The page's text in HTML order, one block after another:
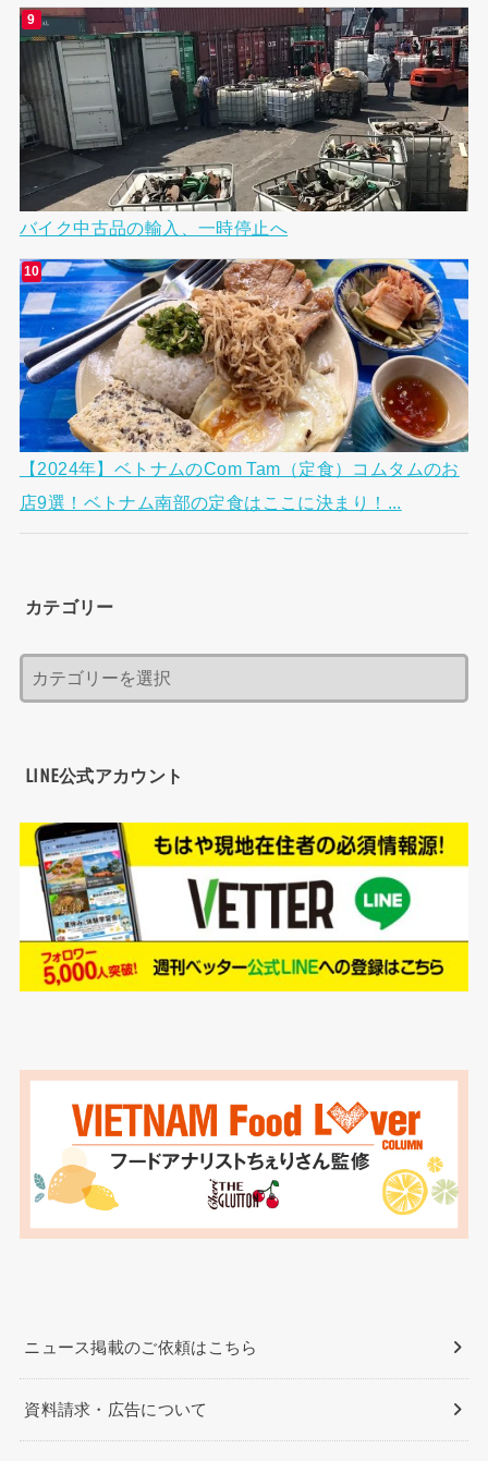
バイク中古品の輸入、一時停止へ
【2024年】ベトナムのCom Tam（定食）コムタムのお
店9選！ベトナム南部の定食はここに決まり！...
カテゴリー
LINE公式アカウント
ニュース掲載のご依頼はこちら
資料請求・広告について